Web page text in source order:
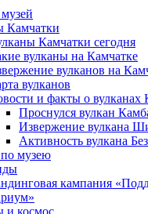
Камчатки
Камчатки сегодня
вулканы на Камчатке
вулканов на
вулканов
и факты о вулканах
Проснулся вулкан
Извержение вулкана
Активность вулкана
музею
кампания
и космос